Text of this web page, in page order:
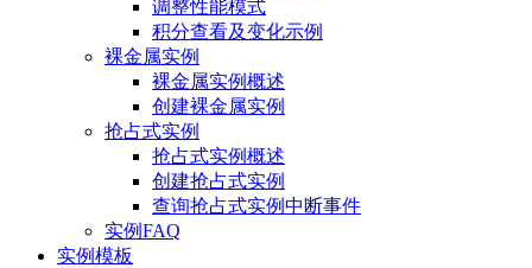
调整性能模式
积分查看及变化示例
裸金属实例
裸金属实例概述
创建裸金属实例
抢占式实例
抢占式实例概述
创建抢占式实例
查询抢占式实例中断事件
实例FAQ
实例模板